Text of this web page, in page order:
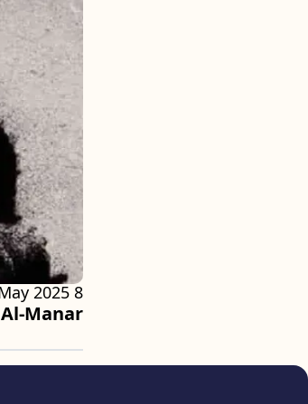
Al-Manar
8 May 2025